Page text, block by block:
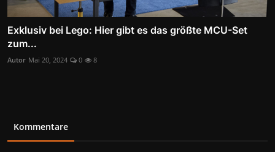
Exklusiv bei Lego: Hier gibt es das größte MCU-Set
zum...
Autor Mai 20, 2024 0 8
Kommentare